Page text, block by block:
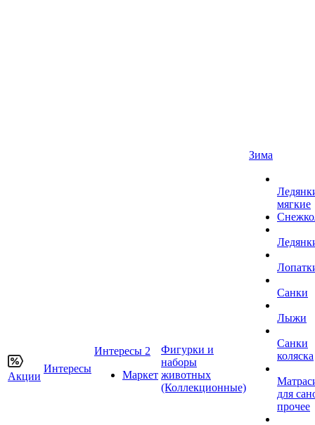
Акции
Интересы
Интересы 2
Маркет
Фигурки и
наборы
животных
(Коллекционные)
Зима
мягкие
Санки
Лыжи
Санки
коляска
для
прочее